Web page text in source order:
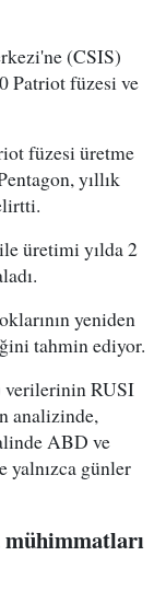
(CSIS)
Patriot füzesi ve
füzesi üretme
yıllık
üretimi yılda 2
yeniden
tahmin ediyor.
verilerinin RUSI
analizinde,
ABD ve
günler